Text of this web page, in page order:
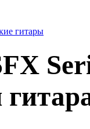
гитары